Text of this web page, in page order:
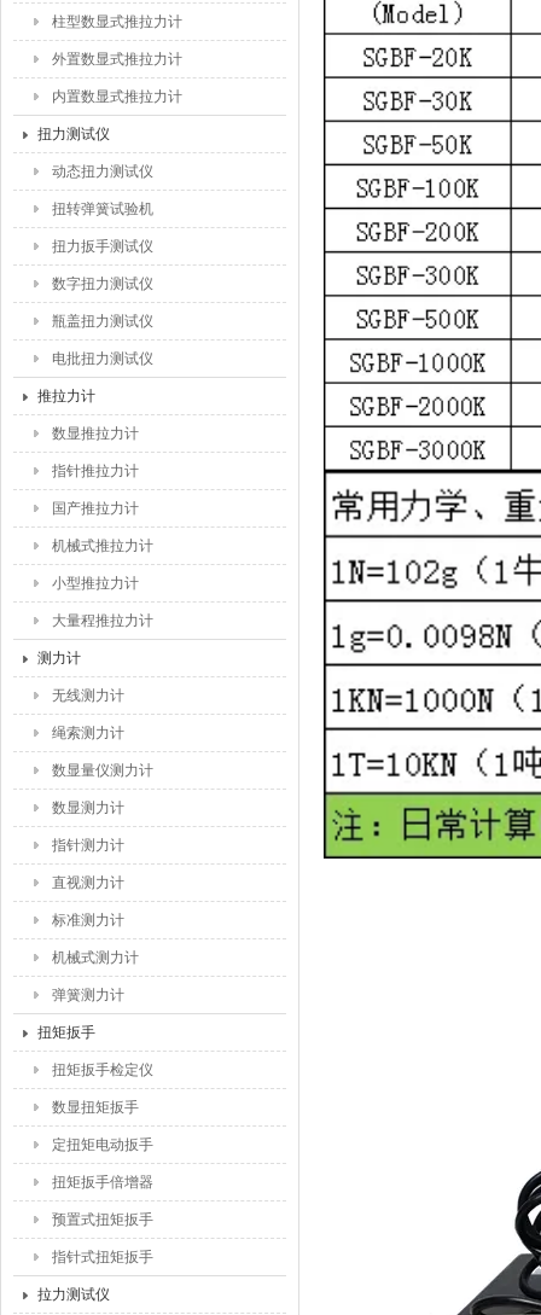
柱型数显式推拉力计
外置数显式推拉力计
内置数显式推拉力计
扭力测试仪
动态扭力测试仪
扭转弹簧试验机
扭力扳手测试仪
数字扭力测试仪
瓶盖扭力测试仪
电批扭力测试仪
推拉力计
数显推拉力计
指针推拉力计
国产推拉力计
机械式推拉力计
小型推拉力计
大量程推拉力计
测力计
无线测力计
绳索测力计
数显量仪测力计
数显测力计
指针测力计
直视测力计
标准测力计
机械式测力计
弹簧测力计
扭矩扳手
扭矩扳手检定仪
数显扭矩扳手
定扭矩电动扳手
扭矩扳手倍增器
预置式扭矩扳手
指针式扭矩扳手
拉力测试仪